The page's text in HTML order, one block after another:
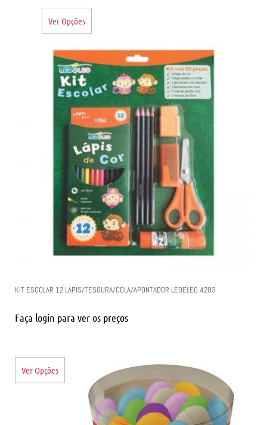
Ver Opções
KIT ESCOLAR 12 LAPIS/TESOURA/COLA/APONTADOR LEOELEO 4203
Faça login para ver os preços
Ver Opções